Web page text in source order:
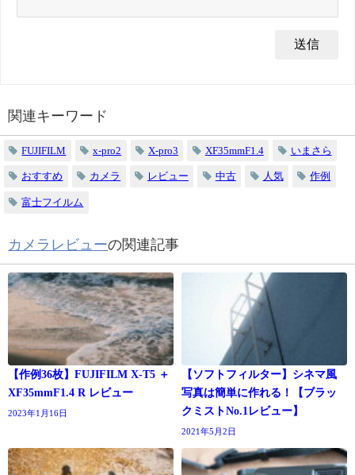
関連キーワード
FUJIFILM x-pro2 X-pro3 XF35mmF1.4 いまさら
おすすめ カメラ レビュー 中古 人気 作例
富士フイルム
カメラレビューの関連記事
【作例36枚】FUJIFILM X-T5 ＋
XF35mmF1.4 R レビュー
2023年1月16日
【ソフトフィルター】シネマ風
写真は簡単に作れる！【ブラッ
クミストNo.1レビュー】
2021年5月2日